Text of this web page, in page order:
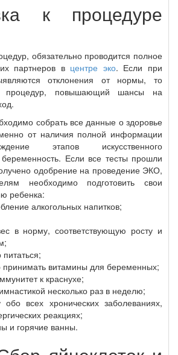
к процедуре
обязательно проводится полное
партнеров в центре эко. Если при
отклонения от нормы, то
процедур, повышающий шансы на
собрать все данные о здоровье
от наличия полной информации
этапов искусственного
Если все тесты прошли
одобрение на проведение ЭКО,
необходимо подготовить свои
ребенка:
алкогольных напитков;
в норму, соответствующую росту и
витамины для беременных;
к краснухе;
несколько раз в неделю;
всех хронических заболеваниях,
реакциях;
и горячие ванны.